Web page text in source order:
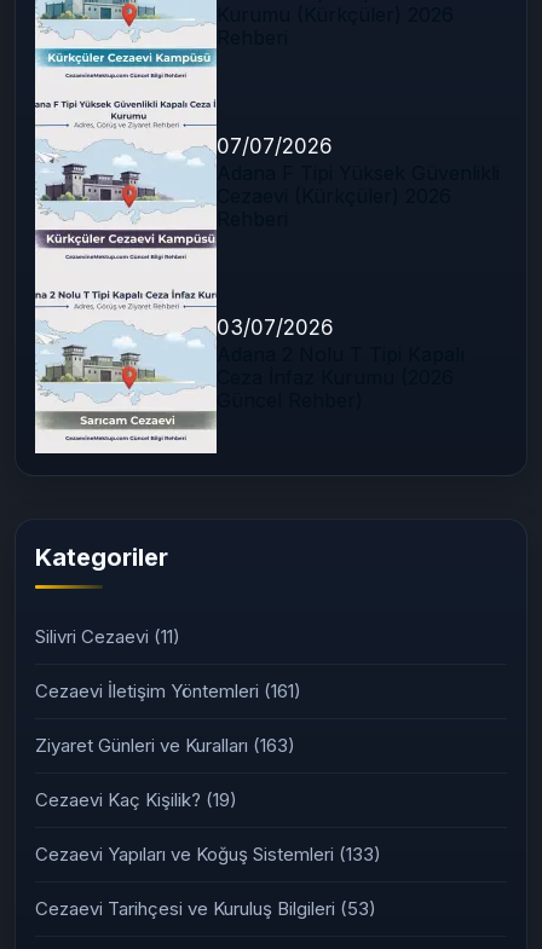
07/07/2026
03/07/2026
Kategoriler
Silivri Cezaevi (11)
Cezaevi İletişim Yöntemleri (161)
Ziyaret Günleri ve Kuralları (163)
Cezaevi Kaç Kişilik? (19)
Cezaevi Yapıları ve Koğuş Sistemleri (133)
Cezaevi Tarihçesi ve Kuruluş Bilgileri (53)